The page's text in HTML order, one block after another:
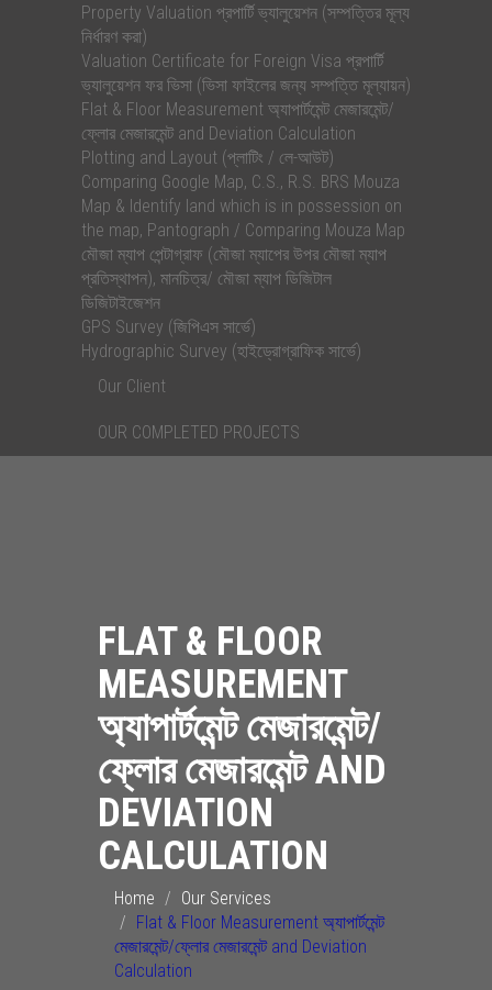
Property Valuation প্রপার্টি ভ্যালুয়েশন (সম্পত্তির মূল্য
নির্ধারণ করা)
Valuation Certificate for Foreign Visa প্রপার্টি
ভ্যালুয়েশন ফর ভিসা (ভিসা ফাইলের জন্য সম্পত্তি মূল্যায়ন)
Flat & Floor Measurement অ্যাপার্টমেন্ট মেজারমেন্ট/
ফ্লোর মেজারমেন্ট and Deviation Calculation
Plotting and Layout (প্লাটিং / লে-আউট)
Comparing Google Map, C.S., R.S. BRS Mouza
Map & Identify land which is in possession on
the map, Pantograph / Comparing Mouza Map
মৌজা ম্যাপ পেন্টাগ্রাফ (মৌজা ম্যাপের উপর মৌজা ম্যাপ
প্রতিস্থাপন), মানচিত্র/ মৌজা ম্যাপ ডিজিটাল
ডিজিটাইজেশন
GPS Survey (জিপিএস সার্ভে)
Hydrographic Survey (হাইড্রোগ্রাফিক সার্ভে)
Our Client
OUR COMPLETED PROJECTS
FLAT & FLOOR
MEASUREMENT
অ্যাপার্টমেন্ট মেজারমেন্ট/
ফ্লোর মেজারমেন্ট AND
DEVIATION
CALCULATION
Home
Our Services
Flat & Floor Measurement অ্যাপার্টমেন্ট
মেজারমেন্ট/ফ্লোর মেজারমেন্ট and Deviation
Calculation